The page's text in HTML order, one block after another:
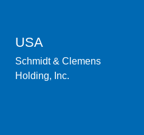
USA
Schmidt & Clemens
Holding, Inc.